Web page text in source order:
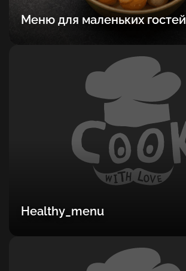
Меню для маленьких гостей
Healthy_menu